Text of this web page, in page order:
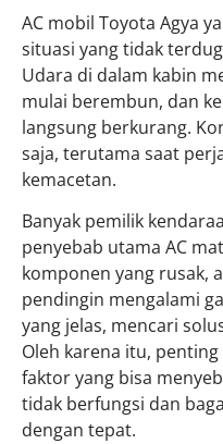
AC mobil Toyota Agya
situasi yang tidak
Udara di dalam kabin
mulai berembun, dan
langsung berkurang.
saja, terutama saat
kemacetan.
Banyak pemilik
penyebab utama AC
komponen yang rusak,
pendingin mengalami
yang jelas, mencari
Oleh karena itu,
faktor yang bisa
tidak berfungsi dan
dengan tepat.